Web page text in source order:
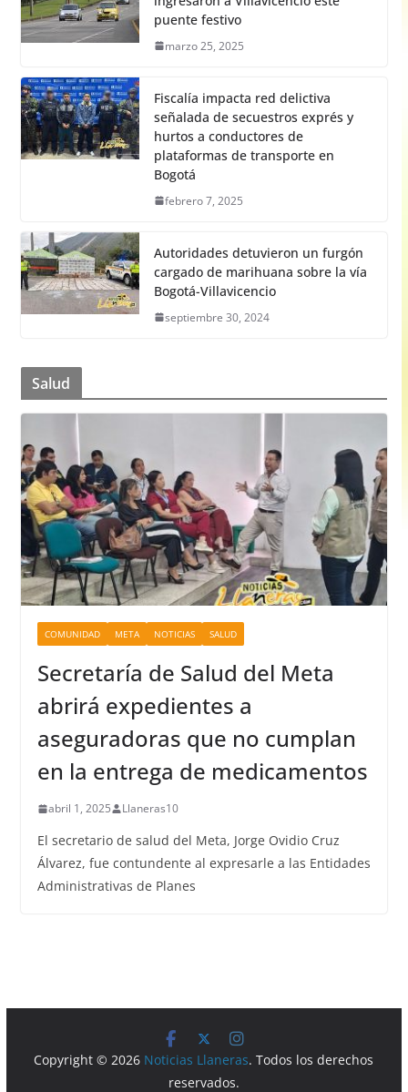
puente festivo
marzo 25, 2025
Fiscalía impacta red delictiva
señalada de secuestros exprés y
hurtos a conductores de
plataformas de transporte en
Bogotá
febrero 7, 2025
Autoridades detuvieron un furgón
cargado de marihuana sobre la vía
Bogotá-Villavicencio
septiembre 30, 2024
Salud
COMUNIDAD META NOTICIAS SALUD
Secretaría de Salud del Meta
abrirá expedientes a
aseguradoras que no cumplan
en la entrega de medicamentos
abril 1, 2025 Llaneras10
El secretario de salud del Meta, Jorge Ovidio Cruz
Álvarez, fue contundente al expresarle a las Entidades
Administrativas de Planes
Copyright © 2026 Noticias Llaneras. Todos los derechos
reservados.